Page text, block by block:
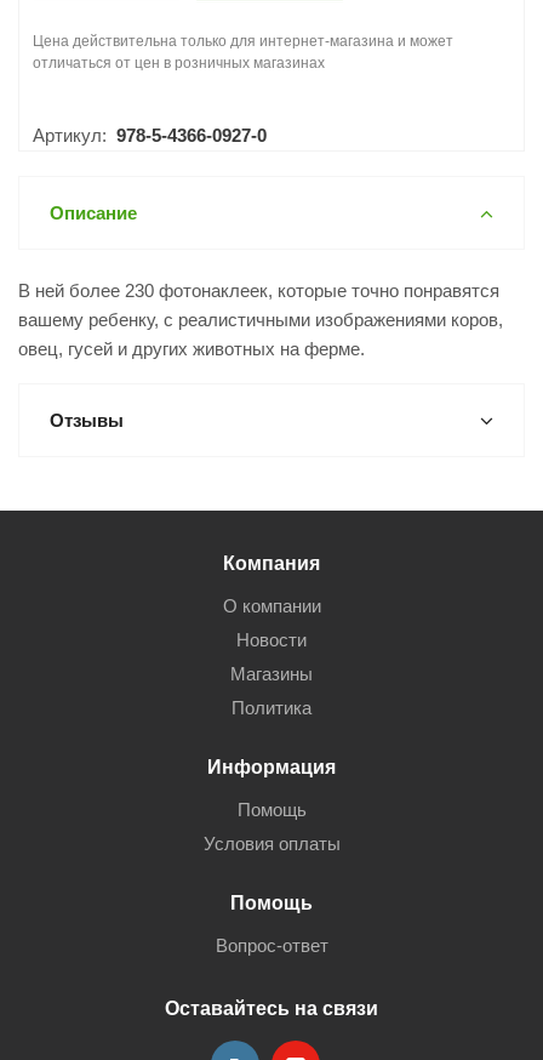
Цена действительна только для интернет-магазина и может
отличаться от цен в розничных магазинах
Артикул: 978-5-4366-0927-0
Описание
В ней более 230 фотонаклеек, которые точно понравятся
вашему ребенку, с реалистичными изображениями коров,
овец, гусей и других животных на ферме.
Отзывы
Компания
О компании
Новости
Магазины
Политика
Информация
Помощь
Условия оплаты
Помощь
Вопрос-ответ
Оставайтесь на связи